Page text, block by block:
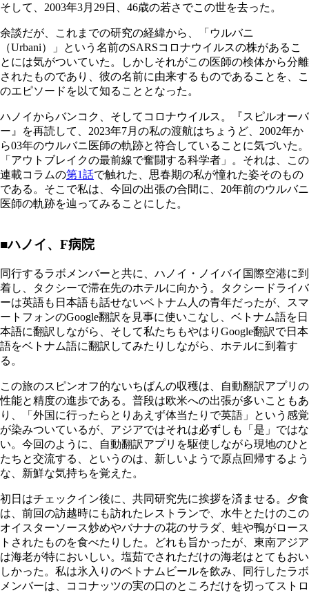
そして、2003年3月29日、46歳の若さでこの世を去った。
余談だが、これまでの研究の経緯から、「ウルバニ
（Urbani）」という名前のSARSコロナウイルスの株があるこ
とには気がついていた。しかしそれがこの医師の検体から分離
されたものであり、彼の名前に由来するものであることを、こ
のエピソードを以て知ることとなった。
ハノイからバンコク、そしてコロナウイルス。『スピルオーバ
ー』を再読して、2023年7月の私の渡航はちょうど、2002年か
ら03年のウルバニ医師の軌跡と符合していることに気づいた。
「アウトブレイクの最前線で奮闘する科学者」。それは、この
連載コラムの第1話で触れた、思春期の私が憧れた姿そのもの
である。そこで私は、今回の出張の合間に、20年前のウルバニ
医師の軌跡を辿ってみることにした。
■ハノイ、F病院
同行するラボメンバーと共に、ハノイ・ノイバイ国際空港に到
着し、タクシーで滞在先のホテルに向かう。タクシードライバ
ーは英語も日本語も話せないベトナム人の青年だったが、スマ
ートフォンのGoogle翻訳を見事に使いこなし、ベトナム語を日
本語に翻訳しながら、そして私たちもやはりGoogle翻訳で日本
語をベトナム語に翻訳してみたりしながら、ホテルに到着す
る。
この旅のスピンオフ的ないちばんの収穫は、自動翻訳アプリの
性能と精度の進歩である。普段は欧米への出張が多いこともあ
り、「外国に行ったらとりあえず体当たりで英語」という感覚
が染みついているが、アジアではそれは必ずしも「是」ではな
い。今回のように、自動翻訳アプリを駆使しながら現地のひと
たちと交流する、というのは、新しいようで原点回帰するよう
な、新鮮な気持ちを覚えた。
初日はチェックイン後に、共同研究先に挨拶を済ませる。夕食
は、前回の訪越時にも訪れたレストランで、水牛とたけのこの
オイスターソース炒めやバナナの花のサラダ、蛙や鴨がロース
トされたものを食べたりした。どれも旨かったが、東南アジア
は海老が特においしい。塩茹でされただけの海老はとてもおい
しかった。私は氷入りのベトナムビールを飲み、同行したラボ
メンバーは、ココナッツの実の口のところだけを切ってストロ